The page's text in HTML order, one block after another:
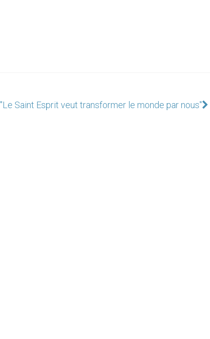
"Le Saint Esprit veut transformer le monde par nous"